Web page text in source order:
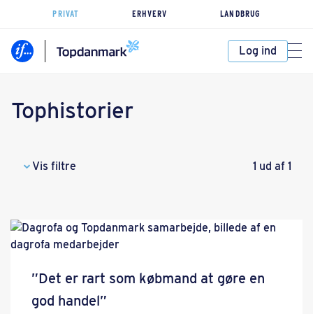
PRIVAT ERHVERV LANDBRUG
Log ind
Tophistorier
Vis filtre 1 ud af 1
”Det er rart som købmand at gøre en
god handel”